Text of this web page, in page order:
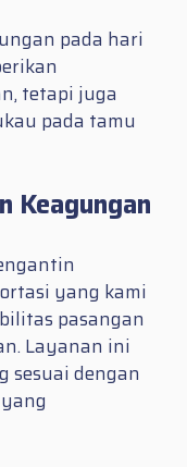
pada hari
tetapi juga
pada tamu
Keagungan
yang kami
pasangan
Layanan ini
sesuai dengan